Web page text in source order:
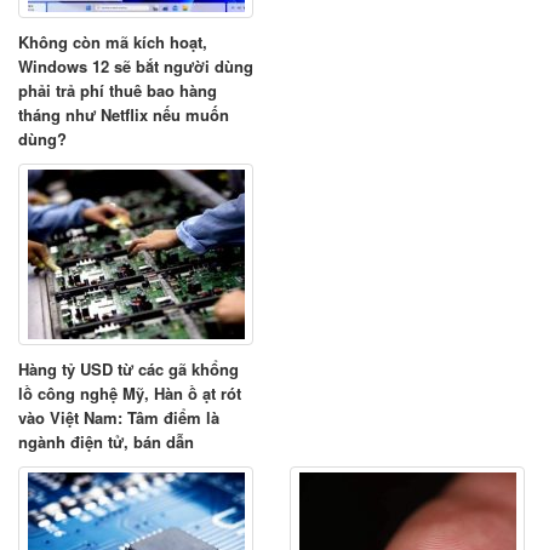
Không còn mã kích hoạt,
Windows 12 sẽ bắt người dùng
phải trả phí thuê bao hàng
tháng như Netflix nếu muốn
dùng?
Hàng tỷ USD từ các gã khổng
lồ công nghệ Mỹ, Hàn ồ ạt rót
vào Việt Nam: Tâm điểm là
ngành điện tử, bán dẫn